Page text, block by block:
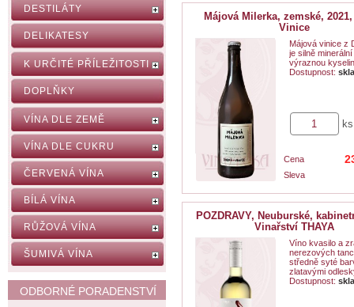
Májová Milerka, zemské,
Vinice
Májová vinice z
je silně
výraznou
Dostupnost:
ks
Cena
Sleva
POZDRAVY, Neuburské,
Vinařství THAYA
Víno kvasilo a
nerezových
středně syté
zlatavými
Dostupnost:
DESTILÁTY
DELIKATESY
K URČITÉ PŘÍLEŽITOSTI
DOPLŇKY
VÍNA DLE ZEMĚ
VÍNA DLE CUKRU
ČERVENÁ VÍNA
BÍLÁ VÍNA
RŮŽOVÁ VÍNA
ŠUMIVÁ VÍNA
ODBORNÉ PORADENSTVÍ